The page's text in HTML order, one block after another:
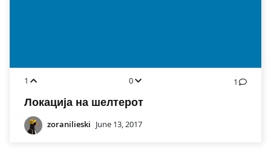
1 0 1
Локација на шелтерот
zoranilieski June 13, 2017